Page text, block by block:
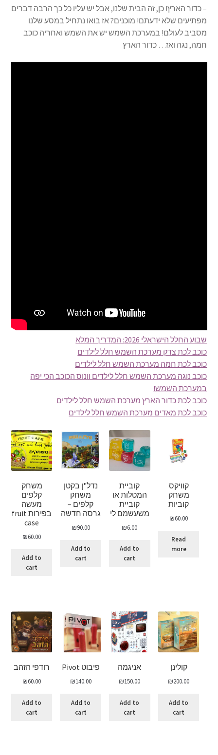
– כדור הארץ! כן, זה הבית שלנו, אבל יש עליו כל כך הרבה דברים
מפתיעים שלא ידעתם! מוכנים? אז בואו נתחיל במסע שלנו
מסביב לעולם! במערכת השמש יש את השמש ואחריה כוכב
חמה, נגה ואז… כדור הארץ
שבוע החלל הישראלי 2026: המדריך המלא
כוכב לכת צדק מערכת השמש חלל לילדים
כוכב לכת חמה מערכת השמש חלל לילדים
כוכב נוגה מערכת השמש חלל לילדים וונוס הכוכב הכי יפה
במערכת השמש!
כוכב לכת כדור הארץ מערכת השמש חלל לילדים
כוכב לכת מאדים מערכת השמש חלל לילדים
קוויקס
משחק
קוביות
₪60.00
Read
more
קוביית
המטלות או
קוביית
משעשמם לי
₪6.00
Add to
cart
נדל"ן בקטן
משחק
קלפים –
גרסה חדשה
₪90.00
Add to
cart
משחק
קלפים
מעשה
בפירות fruit
case
₪60.00
Add to
cart
קולינן
₪200.00
Add to
cart
אניגמה
₪150.00
Add to
cart
פיבוט Pivot
₪140.00
Add to
cart
רודפי הזהב
₪60.00
Add to
cart